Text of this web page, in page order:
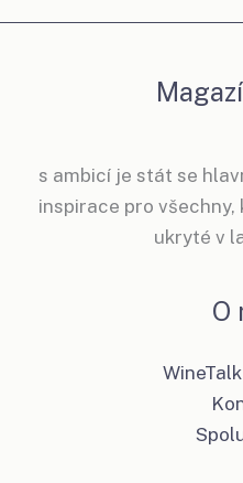
s ambicí je stát se
inspirace pro
ukryté v
O